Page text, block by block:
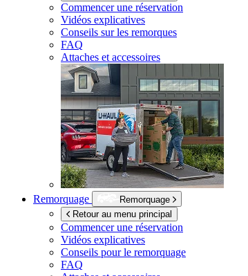
Commencer une réservation
Vidéos explicatives
Conseils sur les remorques
FAQ
Attaches et accessoires
Remorquage
Remorquage
Retour au menu principal
Commencer une réservation
Vidéos explicatives
Conseils pour le remorquage
FAQ